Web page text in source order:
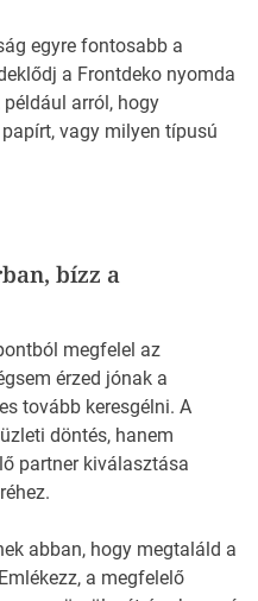
egyre fontosabb a
a Frontdeko nyomda
arról, hogy
vagy milyen típusú
bízz a
megfelel az
érzed jónak a
tovább keresgélni. A
döntés, hanem
partner kiválasztása
abban, hogy megtaláld a
a megfelelő